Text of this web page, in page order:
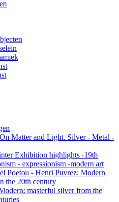
Matter and Light. Silver - Metal -
Exhibition highlights -19th
- expressionism -modern art
Poetou - Henri Puvrez: Modern
the 20th century
masterful silver from the